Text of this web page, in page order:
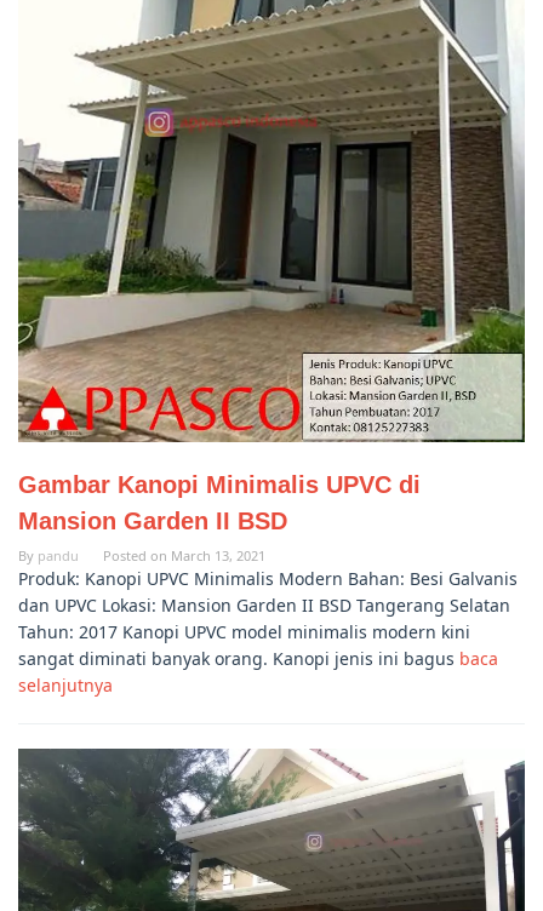
Gambar Kanopi Minimalis UPVC di
Mansion Garden II BSD
By pandu Posted on March 13, 2021
Produk: Kanopi UPVC Minimalis Modern Bahan: Besi Galvanis
dan UPVC Lokasi: Mansion Garden II BSD Tangerang Selatan
Tahun: 2017 Kanopi UPVC model minimalis modern kini
sangat diminati banyak orang. Kanopi jenis ini bagus baca
selanjutnya